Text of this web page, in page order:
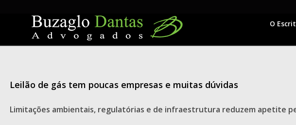
O
Leilão de gás tem poucas empresas e muitas dúvidas
Limitações ambientais, regulatórias e de infraestrutura reduzem apetite